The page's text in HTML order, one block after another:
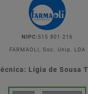
NIPC: 515 801 216
FARMAOLI, Soc. Unip. LDA
Lígia de Sousa